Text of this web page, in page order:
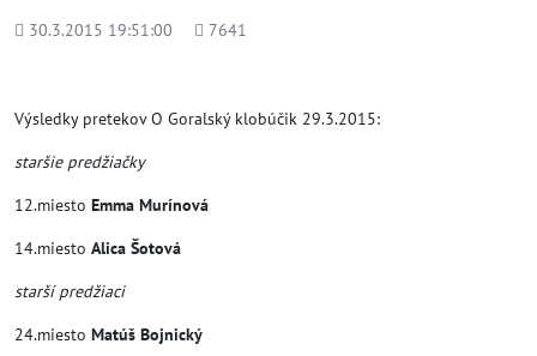
Pridané
30.3.2015 19:51:00
Počet
7641
Výsledky pretekov O Goralský klobúčik 29.3.2015:
staršie predžiačky
12.miesto Emma Murínová
14.miesto Alica Šotová
starší predžiaci
24.miesto Matúš Bojnický